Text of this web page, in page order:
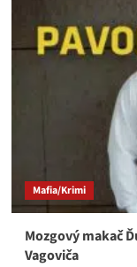
&
Aktivistická
žurnalistika
šéfovať
Slovensku
Mafia/Krimi
Mozgový makač
Vagoviča